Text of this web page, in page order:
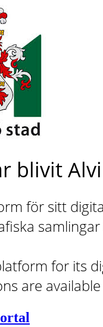
blivit
för sitt
for its
are